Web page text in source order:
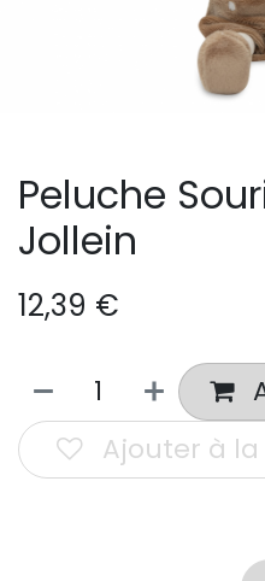
Peluche
Jollein
12,39 €
Ajouter à